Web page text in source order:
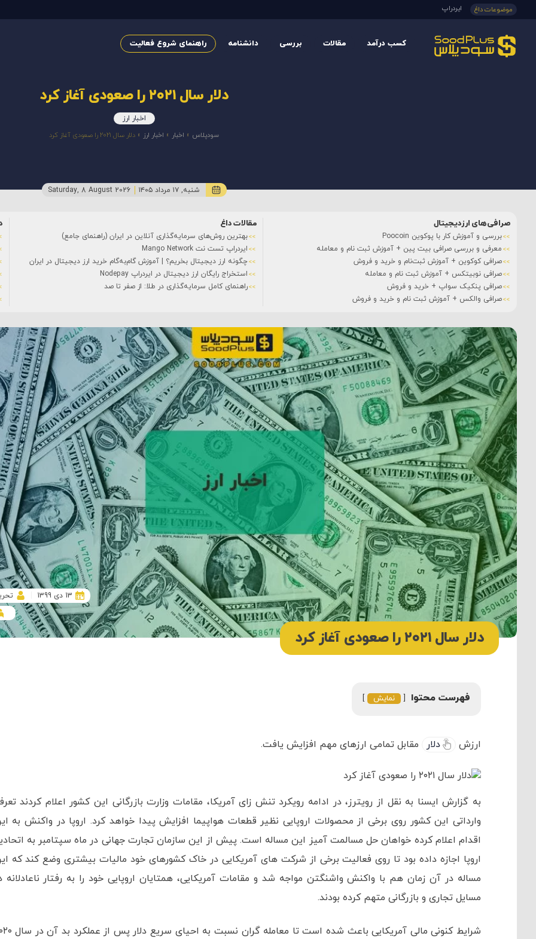
موضوعات داغ ایردراپ
کسب درآمد مقالات بررسی دانشنامه راهنمای شروع فعالیت
دلار سال ۲۰۲۱ را صعودی آغاز کرد
اخبار ارز
سودپلاس » اخبار » اخبار ارز » دلار سال ۲۰۲۱ را صعودی آغاز کرد
شنبه, ۱۷ مرداد ۱۴۰۵ Saturday, 8 August 2026
صرافی‌های ارزدیجیتال
بررسی و آموزش کار با پوکوین Poocoin
معرفی و بررسی صرافی بیت پین + آموزش ثبت نام و معامله
صرافی کوکوین + آموزش ثبت‌نام و خرید و فروش
صرافی نوبیتکس + آموزش ثبت نام و معامله
صرافی پنکیک سواپ + خرید و فروش
صرافی والکس + آموزش ثبت نام و خرید و فروش
مقالات داغ
بهترین روش‌های سرمایه‌گذاری آنلاین در ایران (راهنمای جامع)
ایردراپ تست نت Mango Network
چگونه ارز دیجیتال بخریم؟ | آموزش گام‌به‌گام خرید ارز دیجیتال در ایران
استخراج رایگان ارز دیجیتال در ایردراپ Nodepay
راهنمای کامل سرمایه‌گذاری در طلا: از صفر تا صد
دلار سال ۲۰۲۱ را صعودی آغاز کرد
13 دی 1399
فهرست محتوا نمایش
ارزش دلار مقابل تمامی ارزهای مهم افزایش یافت.
به گزارش ایسنا به نقل از رویترز، در ادامه رویکرد تنش زای آمریکا، مقامات وزارت بازرگانی این کشور اعلام کردند
وارداتی این کشور روی برخی از محصولات اروپایی نظیر قطعات هواپیما افزایش پیدا خواهد کرد. اروپا در واکنش به
اقدام اعلام کرده خواهان حل مسالمت آمیز این مساله است. پیش از این سازمان تجارت جهانی در ماه سپتامبر به
اروپا اجازه داده بود تا روی فعالیت برخی از شرکت های آمریکایی در خاک کشورهای خود مالیات بیشتری وضع کند که
مساله در آن زمان هم با واکنش واشنگتن مواجه شد و مقامات آمریکایی، همتایان اروپایی خود را به رفتار ناعادلانه
مسایل تجاری و بازرگانی متهم کرده بودند.
شرایط کنونی مالی آمریکایی باعث شده است تا معامله گران